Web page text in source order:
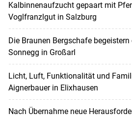
Kalbinnenaufzucht gepaart mit
Voglfranzlgut in Salzburg
Die Braunen Bergschafe
Sonnegg in Großarl
Licht, Luft, Funktionalität und
Aignerbauer in Elixhausen
Nach Übernahme neue